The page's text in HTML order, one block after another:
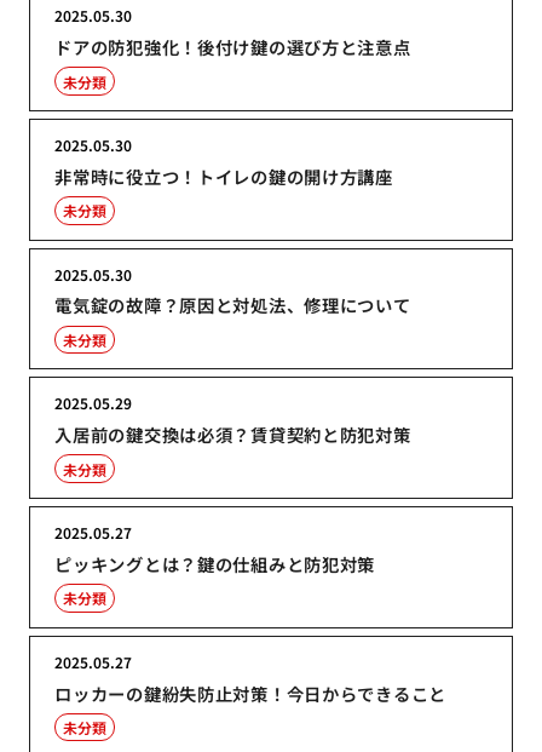
ドアの防犯強化！後付け鍵の選び方と注意点
2025.05.30
未分類
非常時に役立つ！トイレの鍵の開け方講座
2025.05.30
未分類
電気錠の故障？原因と対処法、修理について
2025.05.30
未分類
入居前の鍵交換は必須？賃貸契約と防犯対策
2025.05.29
未分類
ピッキングとは？鍵の仕組みと防犯対策
2025.05.27
未分類
ロッカーの鍵紛失防止対策！今日からできること
2025.05.27
未分類